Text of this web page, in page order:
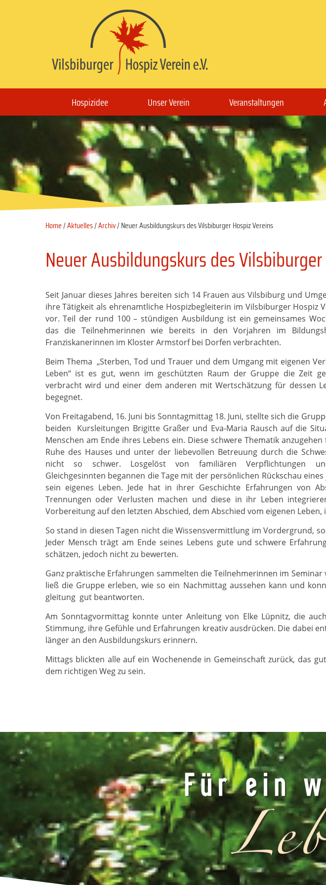
Hospizidee Unser Verein Veranstaltungen
Home/Aktuelles/Archiv/ Neuer Ausbildungskurs des Vilsbiburger Hospiz Vereins
Neuer Ausbildungskurs des
Seit Januar dieses Jahres bereiten sich 14 Frauen aus Vilsbiburg und
ihre Tätigkeit als ehrenamtliche Hospizbegleiterin im Vilsbiburger Hospiz
vor. Teil der rund 100 – stündigen Ausbildung ist ein gemeinsames
das die Teilnehmerinnen wie bereits in den Vorjahren im
Franziskanerinnen im Kloster Armstorf bei Dorfen verbrachten.
Beim Thema „Sterben, Tod und Trauer und dem Umgang mit eigenen
Leben“ ist es gut, wenn im geschützten Raum der Gruppe die Zeit
verbracht wird und einer dem anderen mit Wertschätzung für dessen
begegnet.
Von Freitagabend, 16. Juni bis Sonntagmittag 18. Juni, stellte sich die
beiden Kursleitungen Brigitte Graßer und Eva-Maria Rausch auf die
Menschen am Ende ihres Lebens ein. Diese schwere Thematik
Ruhe des Hauses und unter der liebevollen Betreuung durch die
nicht so schwer. Losgelöst von familiären Verpflichtungen
Gleichgesinnten begannen die Tage mit der persönlichen Rückschau
sein eigenes Leben. Jede hat in ihrer Geschichte Erfahrungen von
Trennungen oder Verlusten machen und diese in ihr Leben
Vorbereitung auf den letzten Abschied, dem Abschied vom eigenen Leben,
So stand in diesen Tagen nicht die Wissensvermittlung im Vordergrund,
Jeder Mensch trägt am Ende seines Lebens gute und schwere
schätzen, jedoch nicht zu bewerten.
Ganz praktische Erfahrungen sammelten die Teilnehmerinnen im
ließ die Gruppe erleben, wie so ein Nachmittag aussehen kann und
gleitung gut beantworten.
Am Sonntagvormittag konnte unter Anleitung von Elke Lüpnitz, die
Stimmung, ihre Gefühle und Erfahrungen kreativ ausdrücken. Die dabei
länger an den Ausbildungskurs erinnern.
Mittags blickten alle auf ein Wochenende in Gemeinschaft zurück, das
dem richtigen Weg zu sein.